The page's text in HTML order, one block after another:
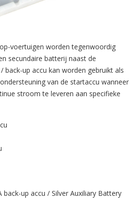
voertuigen worden tegenwoordig
secundaire batterij naast de
back-up accu kan worden gebruikt als
van de startaccu wanneer
stroom te leveren aan specifieke
deze voertuigen. De VARTA start-stop
andere Mercedes en Volvo.
back-up accu / Silver Auxiliary Battery